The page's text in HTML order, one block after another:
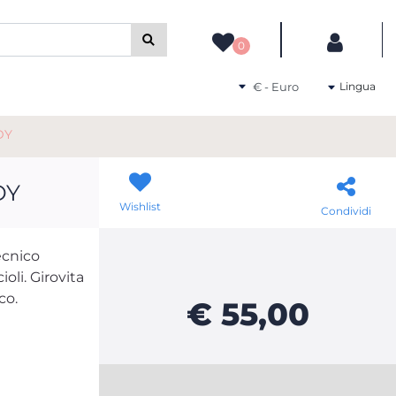
gli altri filtri disponibili.
0
Seleziona una valuta
Lingua
Girovita
Wishlist Condividi
€ 55,00